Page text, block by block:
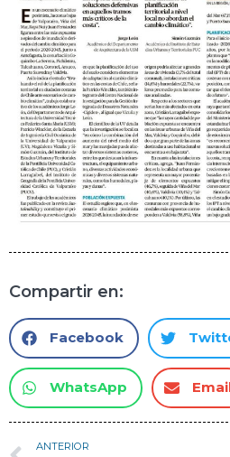
Compartir en:
Facebook
WhatsApp
ANTERIOR